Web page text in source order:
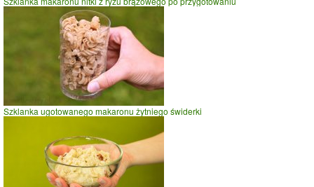
Szklanka ugotowanego makaronu żytniego świderki